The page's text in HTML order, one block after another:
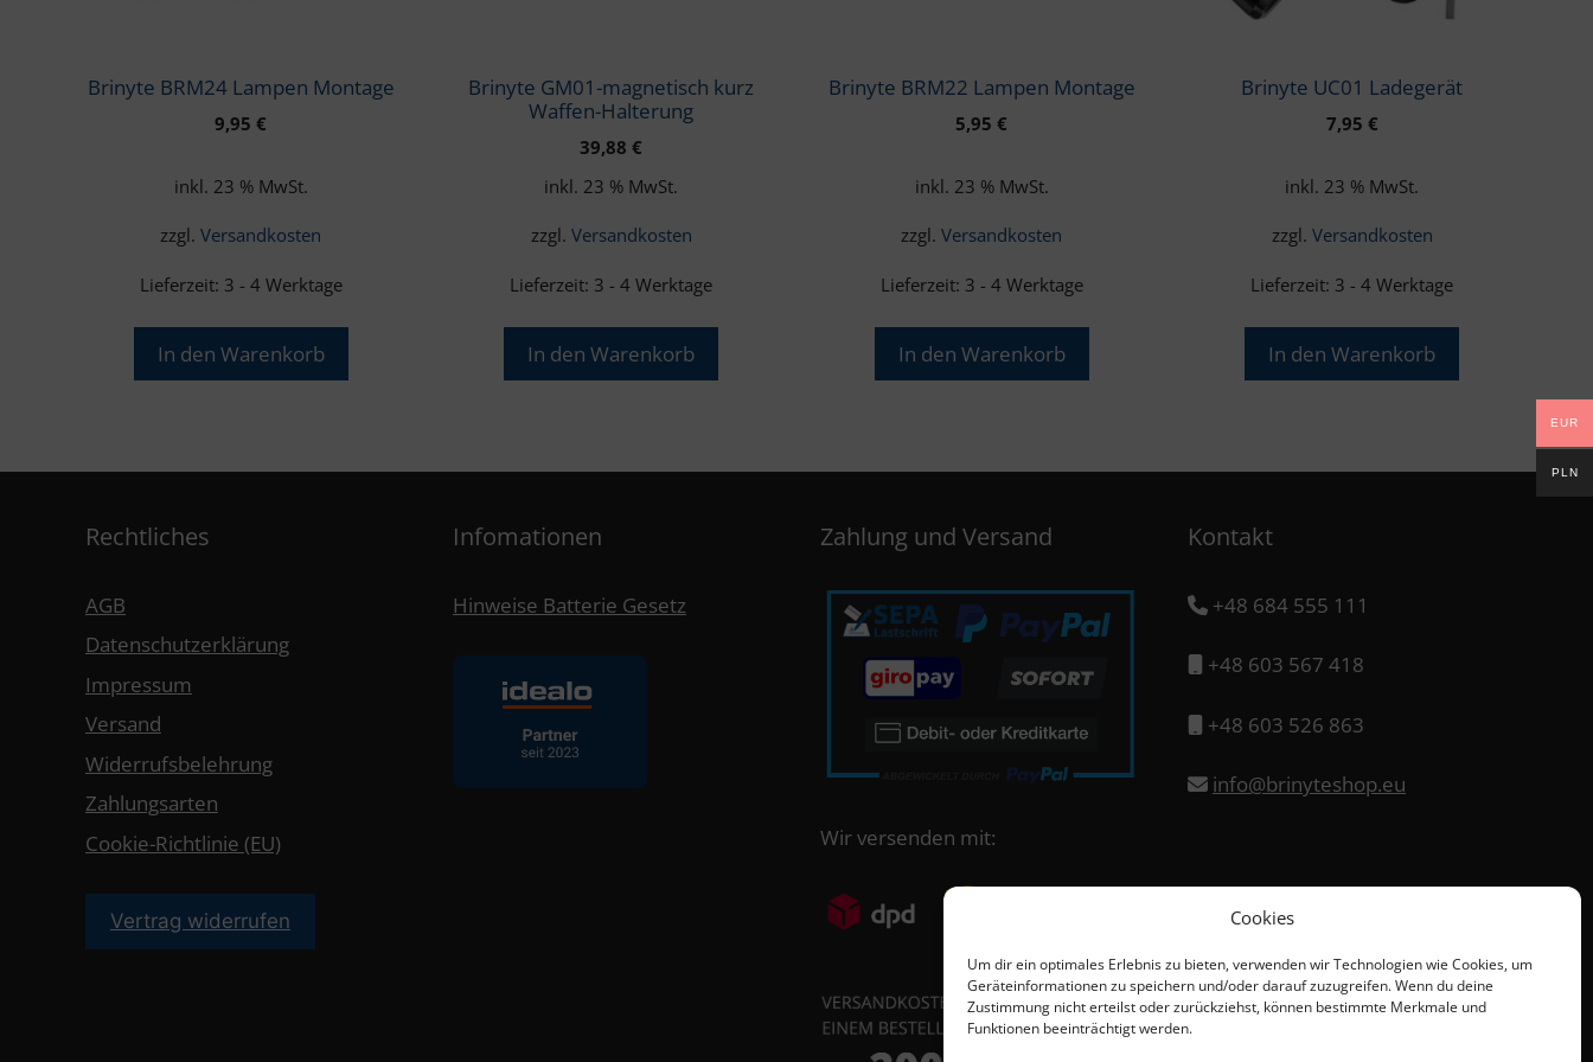
Cookies
Um dir ein optimales Erlebnis zu bieten, verwenden wir Technologien wie Cookies, um
Geräteinformationen zu speichern und/oder darauf zuzugreifen. Wenn du deine
Zustimmung nicht erteilst oder zurückziehst, können bestimmte Merkmale und
Funktionen beeinträchtigt werden.
Brinyte BRM24 Lampen Montage
9,95€
inkl. 23 % MwSt.
zzgl.Versandkosten
Lieferzeit: 3 - 4 Werktage
In den Warenkorb
Brinyte GM01-magnetisch kurz
Waffen-Halterung
39,88€
inkl. 23 % MwSt.
zzgl. Versandkosten
Lieferzeit: 3 - 4 Werktage
In den Warenkorb
Brinyte BRM22 Lampen Montage
5,95€
inkl. 23 % MwSt.
zzgl.Versandkosten
Lieferzeit: 3 - 4 Werktage
In den Warenkorb
Brinyte UC01 Ladegerät
7,95 €
inkl. 23 % MwSt.
zzgl. Versandkosten
Lieferzeit: 3 - 4 Werktage
In den Warenkorb
Rechtliches
AGB
Datenschutzerklärung
Impressum
Versand
Widerrufsbelehrung
Zahlungsarten
Cookie-Richtlinie (EU)
Vertrag widerrufen
Infomationen
Hinweise Batterie Gesetz
Zahlung und Versand
Wir versenden mit:
Kontakt
+48 684 555 111
+48 603 567 418
+48 603 526 863
info@brinyteshop.eu
EUR
PLN